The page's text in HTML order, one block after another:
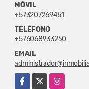
MÓVIL
+573207269451
TELÉFONO
+576068933260
EMAIL
Facebook
Instagram